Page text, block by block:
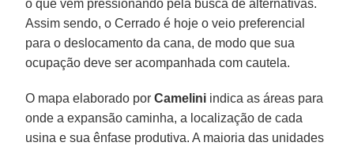
o que vem pressionando pela busca de alternativas.
Assim sendo, o Cerrado é hoje o veio preferencial
para o deslocamento da cana, de modo que sua
ocupação deve ser acompanhada com cautela.
O mapa elaborado porCamelini indica as áreas para
onde a expansão caminha, a localização de cada
usina e sua ênfase produtiva. A maioria das unidades